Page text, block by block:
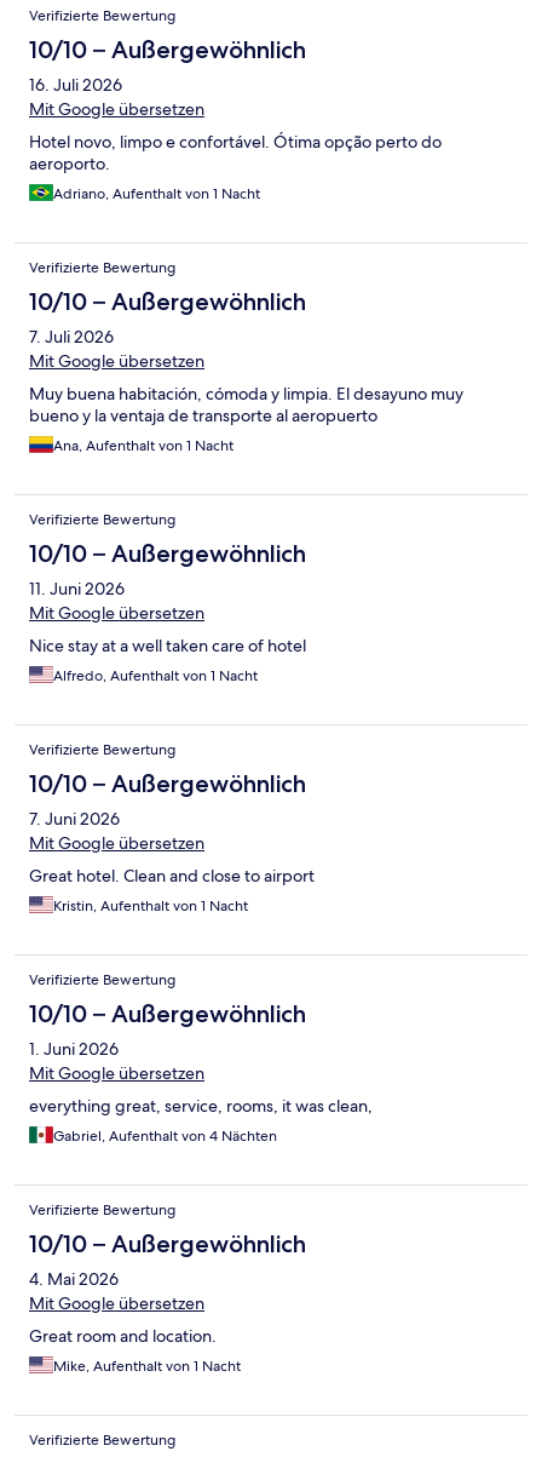
Verifizierte Bewertung
10/10 – Außergewöhnlich
16. Juli 2026
Mit Google übersetzen
Hotel novo, limpo e confortável. Ótima opção perto do
aeroporto.
Adriano, Aufenthalt von 1 Nacht
Verifizierte Bewertung
10/10 – Außergewöhnlich
7. Juli 2026
Mit Google übersetzen
Muy buena habitación, cómoda y limpia. El desayuno muy
bueno y la ventaja de transporte al aeropuerto
Ana, Aufenthalt von 1 Nacht
Verifizierte Bewertung
10/10 – Außergewöhnlich
11. Juni 2026
Mit Google übersetzen
Nice stay at a well taken care of hotel
Alfredo, Aufenthalt von 1 Nacht
Verifizierte Bewertung
10/10 – Außergewöhnlich
7. Juni 2026
Mit Google übersetzen
Great hotel. Clean and close to airport
Kristin, Aufenthalt von 1 Nacht
Verifizierte Bewertung
10/10 – Außergewöhnlich
1. Juni 2026
Mit Google übersetzen
everything great, service, rooms, it was clean,
Gabriel, Aufenthalt von 4 Nächten
Verifizierte Bewertung
10/10 – Außergewöhnlich
4. Mai 2026
Mit Google übersetzen
Great room and location.
Mike, Aufenthalt von 1 Nacht
Verifizierte Bewertung